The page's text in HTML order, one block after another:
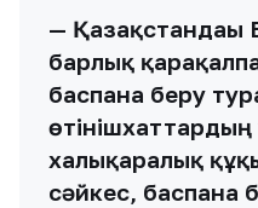
— Қазақстандағы
барлық
баспана беру
халықаралық
сәйкес, баспана